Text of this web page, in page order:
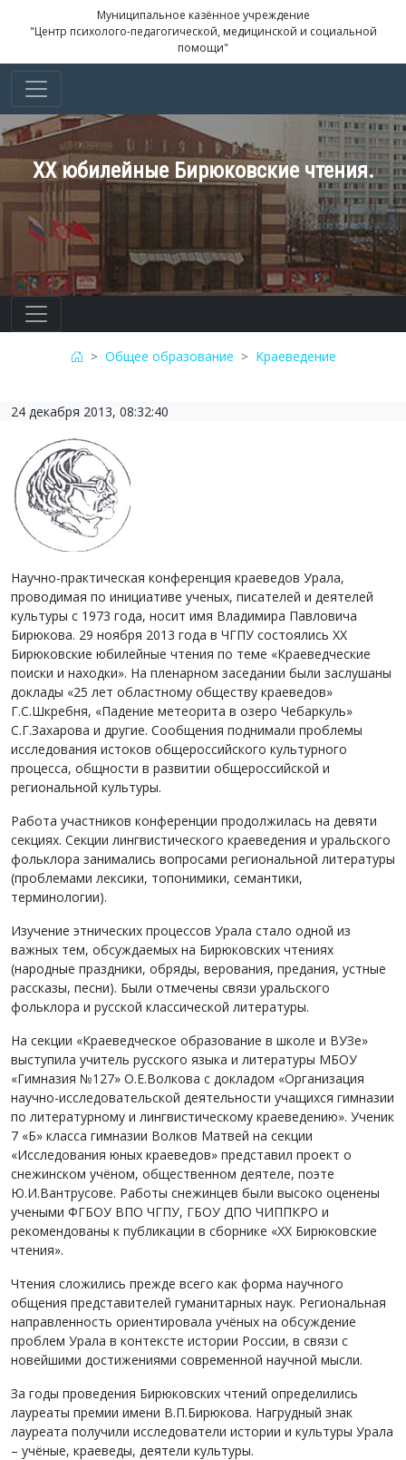
Муниципальное казённое учреждение
"Центр психолого-педагогической, медицинской и социальной
помощи"
XX юбилейные Бирюковские чтения.
Общее образование Краеведение
24 декабря 2013, 08:32:40
Научно-практическая конференция краеведов Урала,
проводимая по инициативе ученых, писателей и деятелей
культуры с 1973 года, носит имя Владимира Павловича
Бирюкова. 29 ноября 2013 года в ЧГПУ состоялись XX
Бирюковские юбилейные чтения по теме «Краеведческие
поиски и находки». На пленарном заседании были заслушаны
доклады «25 лет областному обществу краеведов»
Г.С.Шкребня, «Падение метеорита в озеро Чебаркуль»
С.Г.Захарова и другие. Сообщения поднимали проблемы
исследования истоков общероссийского культурного
процесса, общности в развитии общероссийской и
региональной культуры.
Работа участников конференции продолжилась на девяти
секциях. Секции лингвистического краеведения и уральского
фольклора занимались вопросами региональной литературы
(проблемами лексики, топонимики, семантики,
терминологии).
Изучение этнических процессов Урала стало одной из
важных тем, обсуждаемых на Бирюковских чтениях
(народные праздники, обряды, верования, предания, устные
рассказы, песни). Были отмечены связи уральского
фольклора и русской классической литературы.
На секции «Краеведческое образование в школе и ВУЗе»
выступила учитель русского языка и литературы МБОУ
«Гимназия №127» О.Е.Волкова с докладом «Организация
научно-исследовательской деятельности учащихся гимназии
по литературному и лингвистическому краеведению». Ученик
7 «Б» класса гимназии Волков Матвей на секции
«Исследования юных краеведов» представил проект о
снежинском учёном, общественном деятеле, поэте
Ю.И.Вантрусове. Работы снежинцев были высоко оценены
учеными ФГБОУ ВПО ЧГПУ, ГБОУ ДПО ЧИППКРО и
рекомендованы к публикации в сборнике «XX Бирюковские
чтения».
Чтения сложились прежде всего как форма научного
общения представителей гуманитарных наук. Региональная
направленность ориентировала учёных на обсуждение
проблем Урала в контексте истории России, в связи с
новейшими достижениями современной научной мысли.
За годы проведения Бирюковских чтений определились
лауреаты премии имени В.П.Бирюкова. Нагрудный знак
лауреата получили исследователи истории и культуры Урала
– учёные, краеведы, деятели культуры.